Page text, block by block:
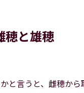
穂と雄穂
と言うと、雌穂か